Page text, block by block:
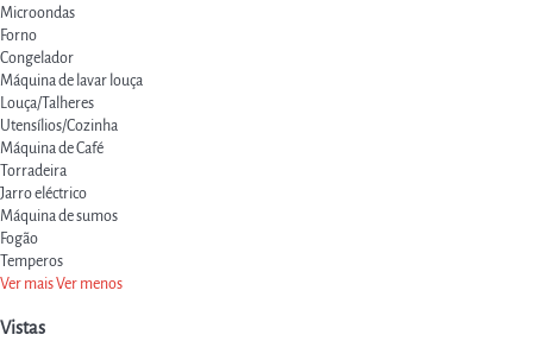
Microondas
Forno
Congelador
Máquina de lavar louça
Louça/Talheres
Utensílios/Cozinha
Máquina de Café
Torradeira
Jarro eléctrico
Máquina de sumos
Fogão
Temperos
Ver maisVer menos
Vistas